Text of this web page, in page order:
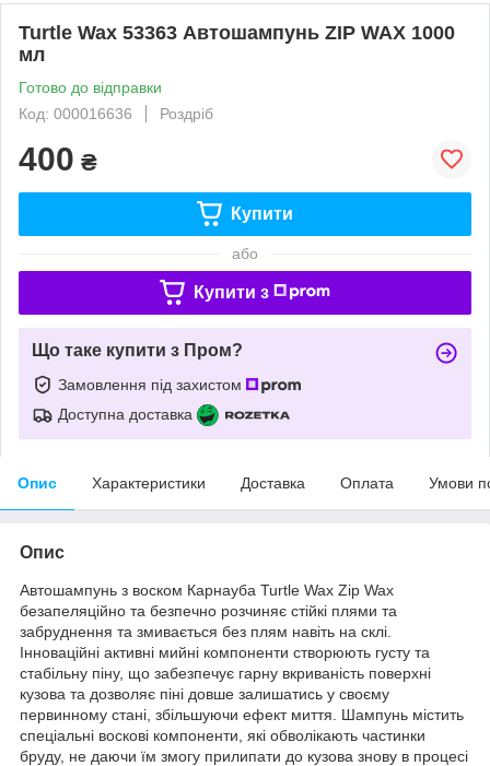
Turtle Wax 53363 Автошампунь ZIP WAX 1000
мл
Готово до відправки
Код: 000016636
Роздріб
400 ₴
Купити
або
Купити з
Що таке купити з Пром?
Замовлення під захистом
Доступна доставка
Опис Характеристики Доставка Оплата Умови
Опис
Автошампунь з воском Карнауба Turtle Wax Zip Wax
безапеляційно та безпечно розчиняє стійкі плями та
забруднення та змивається без плям навіть на склі.
Інноваційні активні мийні компоненти створюють густу та
стабільну піну, що забезпечує гарну вкриваність поверхні
кузова та дозволяє піні довше залишатись у своєму
первинному стані, збільшуючи ефект миття. Шампунь містить
спеціальні воскові компоненти, які обволікають частинки
бруду, не даючи їм змогу прилипати до кузова знову в процесі